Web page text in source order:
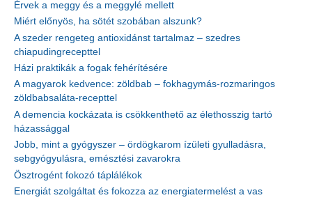
Érvek a meggy és a meggylé mellett
Miért előnyös, ha sötét szobában alszunk?
A szeder rengeteg antioxidánst tartalmaz – szedres
chiapudingrecepttel
Házi praktikák a fogak fehérítésére
A magyarok kedvence: zöldbab – fokhagymás-rozmaringos
zöldbabsaláta-recepttel
A demencia kockázata is csökkenthető az élethosszig tartó
házassággal
Jobb, mint a gyógyszer – ördögkarom ízületi gyulladásra,
sebgyógyulásra, emésztési zavarokra
Ösztrogént fokozó táplálékok
Energiát szolgáltat és fokozza az energiatermelést a vas